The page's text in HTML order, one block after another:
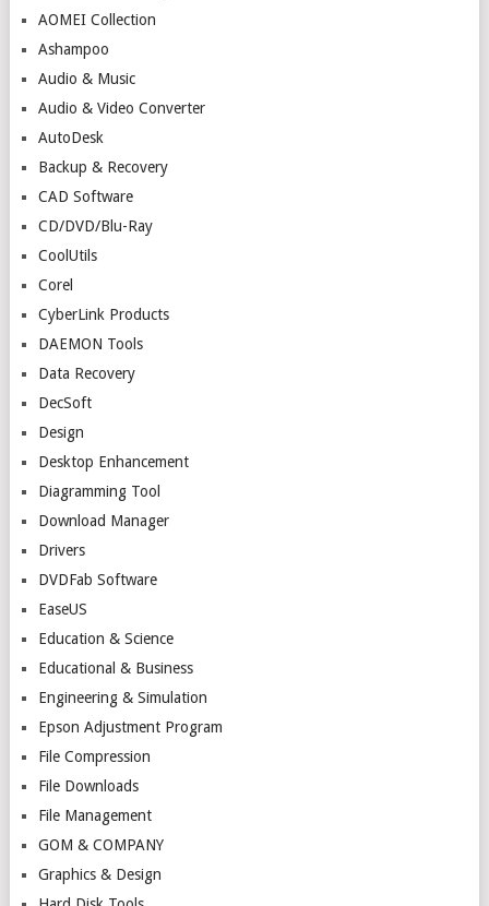
AOMEI Collection
Ashampoo
Audio & Music
Audio & Video Converter
AutoDesk
Backup & Recovery
CAD Software
CD/DVD/Blu-Ray
CoolUtils
Corel
CyberLink Products
DAEMON Tools
Data Recovery
DecSoft
Design
Desktop Enhancement
Diagramming Tool
Download Manager
Drivers
DVDFab Software
EaseUS
Education & Science
Educational & Business
Engineering & Simulation
Epson Adjustment Program
File Compression
File Downloads
File Management
GOM & COMPANY
Graphics & Design